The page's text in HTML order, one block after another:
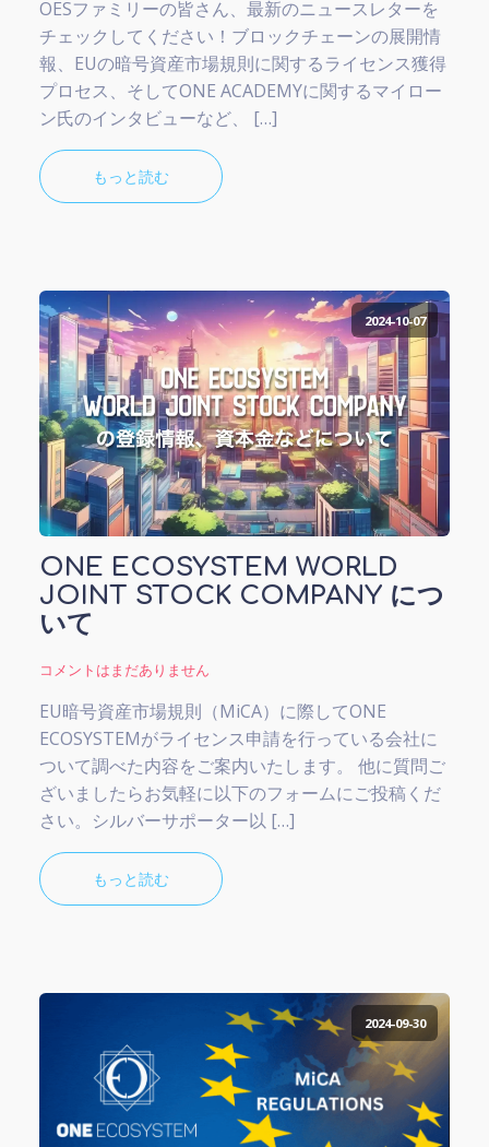
OESファミリーの皆さん、最新のニュースレターを
チェックしてください！ブロックチェーンの展開情
報、EUの暗号資産市場規則に関するライセンス獲得
プロセス、そしてONE ACADEMYに関するマイロー
ン氏のインタビューなど、 […]
もっと読む
2024-10-07
ONE ECOSYSTEM WORLD
JOINT STOCK COMPANY につ
いて
コメントはまだありません
EU暗号資産市場規則（MiCA）に際してONE
ECOSYSTEMがライセンス申請を行っている会社に
ついて調べた内容をご案内いたします。 他に質問ご
ざいましたらお気軽に以下のフォームにご投稿くだ
さい。シルバーサポーター以 […]
もっと読む
2024-09-30